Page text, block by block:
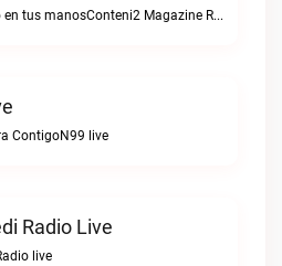
El universo en tus manosConteni2 Magazine Radio y TV Digital live
ContigoN99 live
Radio Live
live